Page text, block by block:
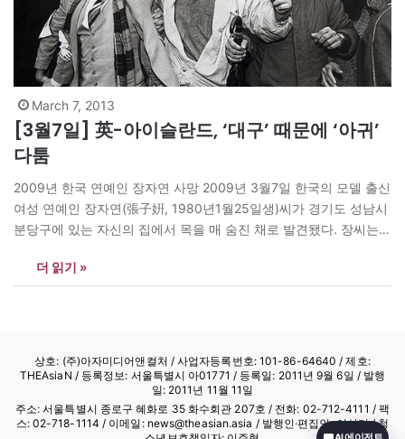
March 7, 2013
[3월7일] 英-아이슬란드, ‘대구’ 때문에 ‘아귀’
다툼
2009년 한국 연예인 장자연 사망 2009년 3월7일 한국의 모델 출신
여성 연예인 장자연(張子姸, 1980년1월25일생)씨가 경기도 성남시
분당구에 있는 자신의 집에서 목을 매 숨진 채로 발견됐다. 장씨는
연하던 중 자살했다. 자살 이후 전 매니저는 숨지기 직전에 쓴 자필
문건을 공개했다. <장자연 문건>이라는 이…
더 읽기 »
상호: (주)아자미디어앤컬처 /사업자등록번호: 101-86-64640 / 제호:
THEAsiaN / 등록정보: 서울특별시 아01771 / 등록일: 2011년 9월 6일 / 발행
일: 2011년 11월 11일
주소: 서울특별시 종로구 혜화로 35 화수회관 207호 / 전화: 02-712-4111 / 팩
스: 02-718-1114 / 이메일: news@theasian.asia / 발행인·편집인: 이상기 / 청